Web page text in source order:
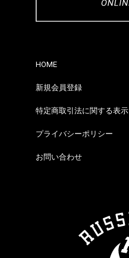
HOME
新規会員登録
特定商取引法に関する表示
プライバシーポリシー
お問い合わせ